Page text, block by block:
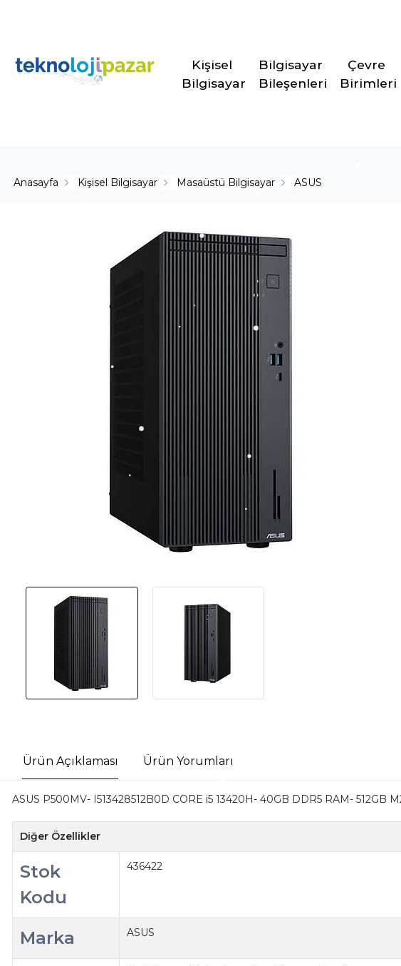
Kişisel
Bilgisayar
Bilgisayar
Bileşenleri
Çevre
Birimleri
Anasayfa Kişisel Bilgisayar Masaüstü Bilgisayar ASUS
Ürün Açıklaması Ürün Yorumları
ASUS P500MV- I513428512B0D CORE i5 13420H- 40GB DDR5 RAM- 512GB
Diğer Özellikler
Stok
Kodu
436422
Marka ASUS